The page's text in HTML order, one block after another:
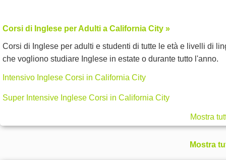
Corsi di Inglese per Adulti a California City »
Corsi di Inglese per adulti e studenti di tutte le età e livelli di
che vogliono studiare Inglese in estate o durante tutto l'anno.
Intensivo Inglese Corsi in California City
Super Intensive Inglese Corsi in California City
Mostra
Mostra